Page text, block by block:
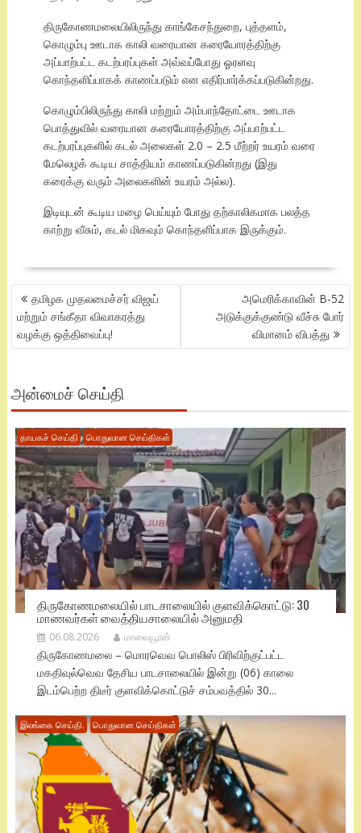
திருகோணமலையிலிருந்து காங்கேசந்துறை, புத்தளம்,
கொழும்பு ஊடாக காலி வரையான கரையோரத்திற்கு
அப்பாற்பட்ட கடற்பரப்புகள் அவ்வப்போது ஓரளவு
கொந்தளிப்பாகக் காணப்படும் என எதிர்பார்க்கப்படுகின்றது.
கொழும்பிலிருந்து காலி மற்றும் அம்பாந்தோட்டை ஊடாக
பொத்துவில் வரையான கரையோரத்திற்கு அப்பாற்பட்ட
கடற்பரப்புகளில் கடல் அலைகள் 2.0 – 2.5 மீற்றர் உயரம் வரை
மேலெழக் கூடிய சாத்தியம் காணப்படுகின்றது (இது
கரைக்கு வரும் அலைகளின் உயரம் அல்ல).
இடியுடன் கூடிய மழை பெய்யும் போது தற்காலிகமாக பலத்த
காற்று வீசும், கடல் மிகவும் கொந்தளிப்பாக இருக்கும்.
POST
NAVIGATION
தமிழக முதலமைச்சர் விஜய்
மற்றும் சங்கீதா விவாகரத்து
வழக்கு ஒத்திவைப்பு!
அமெரிக்காவின் B-52
அடுக்குக்குண்டு வீச்சு போர்
விமானம் விபத்து
அன்மைச் செய்தி
தாயகச் செய்தி பொதுவான செய்திகள்
திருகோணமலையில் பாடசாலையில் குளவிக்கொட்டு: 30
மாணவர்கள் வைத்தியசாலையில் அனுமதி
06.08.2026 மாவையூரன்
திருகோணமலை – மொரவெவ பொலிஸ் பிரிவிற்குட்பட்ட
மகதிவுல்வெவ தேசிய பாடசாலையில் இன்று (06) காலை
இடம்பெற்ற திடீர் குளவிக்கொட்டுச் சம்பவத்தில் 30...
இலங்கை செய்தி. பொதுவான செய்திகள்